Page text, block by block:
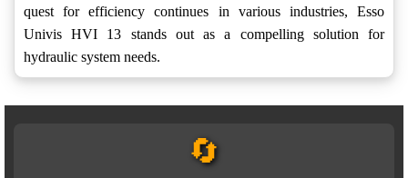
quest for efficiency continues in various industries, Esso
Univis HVI 13 stands out as a compelling solution for
hydraulic system needs.
🔄